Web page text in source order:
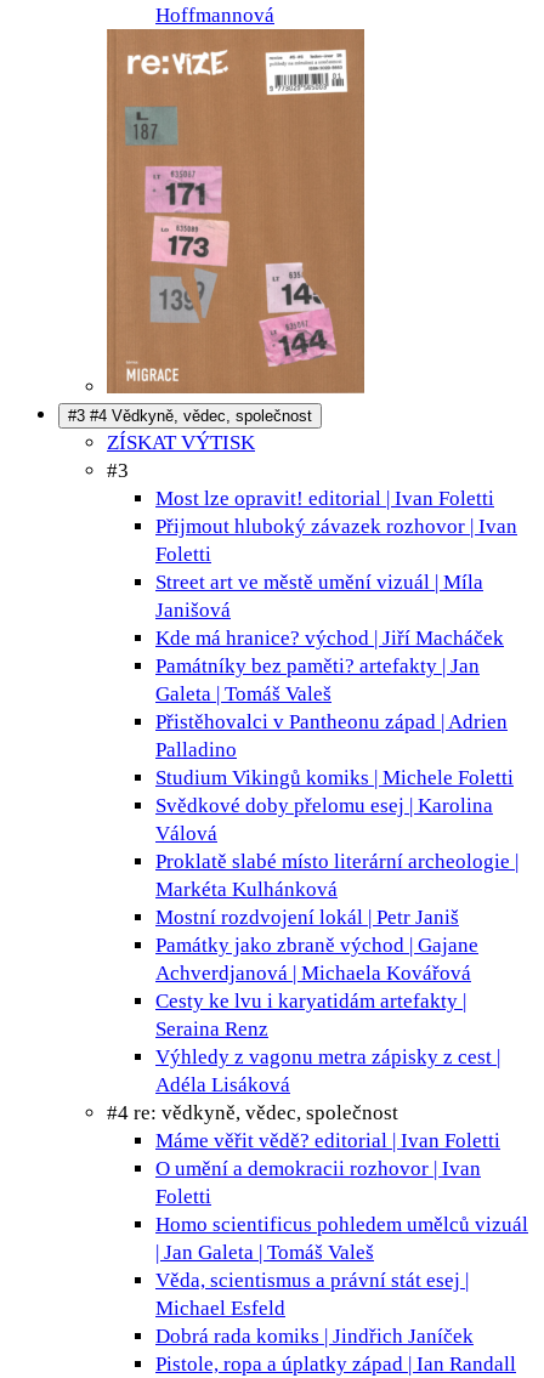
Hoffmannová
#3 #4 Vědkyně, vědec, společnost
ZÍSKAT VÝTISK
#3
Most lze opravit! editorial | Ivan Foletti
Přijmout hluboký závazek rozhovor | Ivan
Foletti
Street art ve městě umění vizuál | Míla
Janišová
Kde má hranice? východ | Jiří Macháček
Památníky bez paměti? artefakty | Jan
Galeta | Tomáš Valeš
Přistěhovalci v Pantheonu západ | Adrien
Palladino
Studium Vikingů komiks | Michele Foletti
Svědkové doby přelomu esej | Karolina
Válová
Proklatě slabé místo literární archeologie |
Markéta Kulhánková
Mostní rozdvojení lokál | Petr Janiš
Památky jako zbraně východ | Gajane
Achverdjanová | Michaela Kovářová
Cesty ke lvu i karyatidám artefakty |
Seraina Renz
Výhledy z vagonu metra zápisky z cest |
Adéla Lisáková
#4 re: vědkyně, vědec, společnost
Máme věřit vědě? editorial | Ivan Foletti
O umění a demokracii rozhovor | Ivan
Foletti
Homo scientificus pohledem umělců vizuál
| Jan Galeta | Tomáš Valeš
Věda, scientismus a právní stát esej |
Michael Esfeld
Dobrá rada komiks | Jindřich Janíček
Pistole, ropa a úplatky západ | Ian Randall